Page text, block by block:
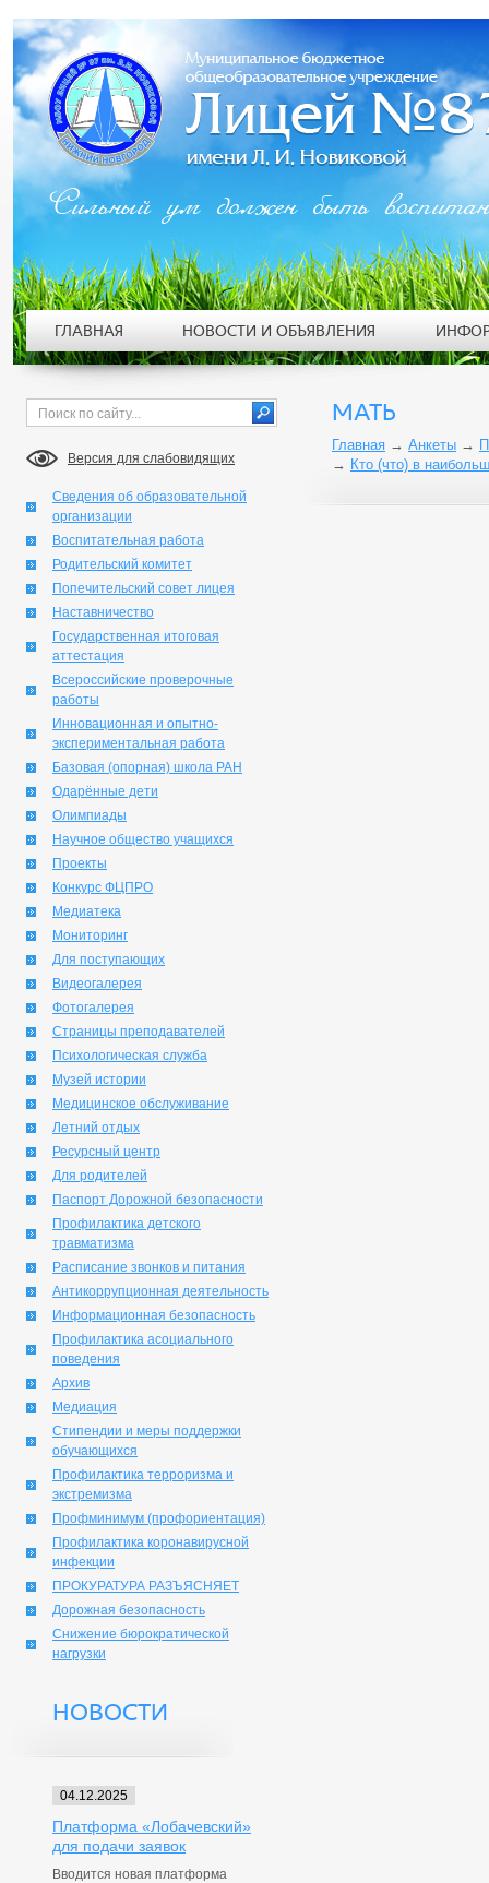
Версия для слабовидящих
Сведения об образовательной
организации
Воспитательная работа
Родительский комитет
Попечительский совет лицея
Наставничество
Государственная итоговая
аттестация
Всероссийские проверочные
работы
Инновационная и опытно-
экспериментальная работа
Базовая (опорная) школа РАН
Одарённые дети
Олимпиады
Научное общество учащихся
Проекты
Конкурс ФЦПРО
Медиатека
Мониторинг
Для поступающих
Видеогалерея
Фотогалерея
Страницы преподавателей
Психологическая служба
Музей истории
Медицинское обслуживание
Летний отдых
Ресурсный центр
Для родителей
Паспорт Дорожной безопасности
Профилактика детского
травматизма
Расписание звонков и питания
Антикоррупционная деятельность
Информационная безопасность
Профилактика асоциального
поведения
Архив
Медиация
Стипендии и меры поддержки
обучающихся
Профилактика терроризма и
экстремизма
Профминимум (профориентация)
Профилактика коронавирусной
инфекции
ПРОКУРАТУРА РАЗЪЯСНЯЕТ
Дорожная безопасность
Снижение бюрократической
нагрузки
НОВОСТИ
04.12.2025
Платформа «Лобачевский»
для подачи заявок
Вводится новая платформа
МАТЬ
Главная → Анкеты →
→ Кто (что) в
Сильный ум должен быть
ГЛАВНАЯ НОВОСТИ И ОБЪЯВЛЕНИЯ